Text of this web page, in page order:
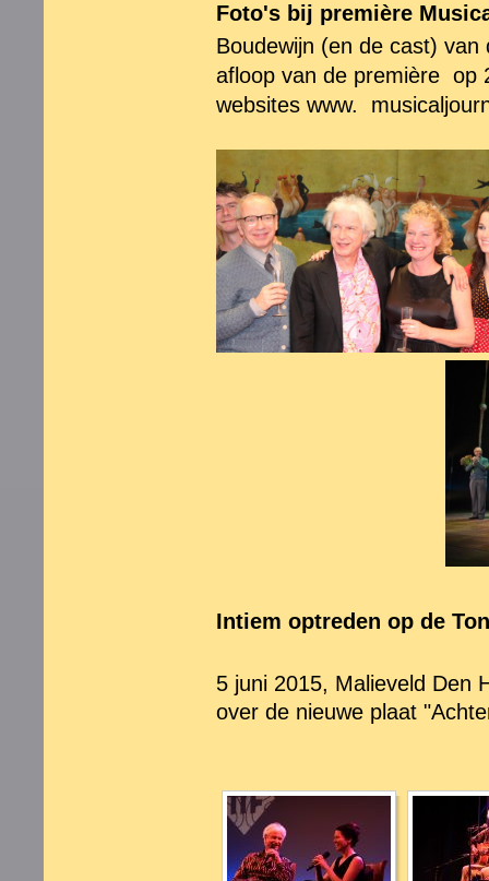
Foto's bij première
Boudewijn (en de cast)
afloop van de première op
websites www.
Intiem optreden op de
5 juni 2015, Malieveld Den
over de nieuwe plaat